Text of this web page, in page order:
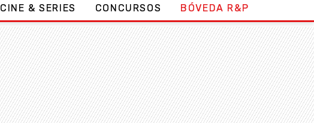
CINE & SERIES CONCURSOS BÓVEDA R&P